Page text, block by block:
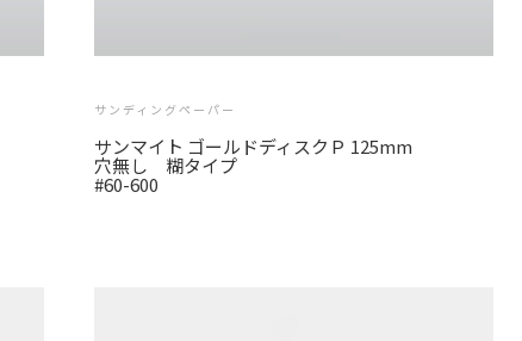
サンディングペーパー
サンマイト ゴールドディスクＰ 125mm
穴無し 糊タイプ
#60-600